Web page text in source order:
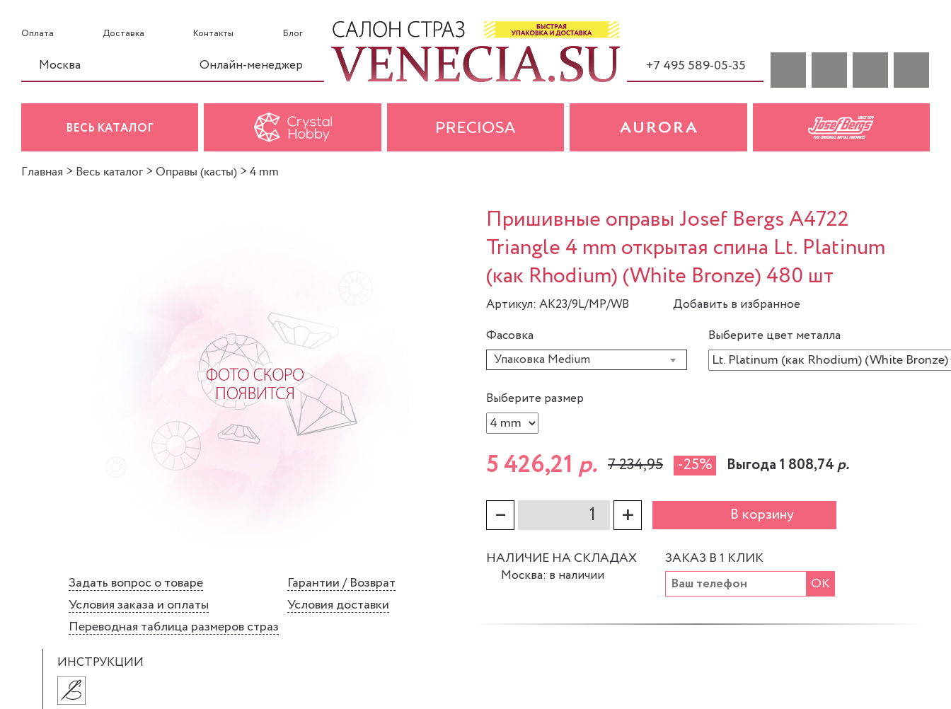
Оплата Доставка Контакты Блог
Москва Онлайн-менеджер +7 495 589-05-35
ВЕСЬ КАТАЛОГ
Главная > Весь каталог > Оправы (касты) > 4 mm
Задать вопрос о товаре
Гарантии / Возврат
Условия заказа и оплаты
Условия доставки
Переводная таблица размеров страз
Пришивные оправы Josef Bergs A4722
Triangle 4 mm открытая спина Lt. Platinum
(как Rhodium) (White Bronze) 480 шт
Артикул: AK23/9L/MP/WB
Добавить в избранное
Фасовка
Упаковка Medium
Выберите цвет металла
Выберите размер
5 426,21 р. 7 234,95 -25% Выгода 1 808,74р.
– + В корзину
НАЛИЧИЕ НА СКЛАДАХ
Москва: в наличии
ЗАКАЗ В 1 КЛИК
ОК
ИНСТРУКЦИИ